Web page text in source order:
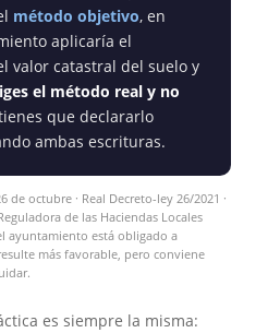
método objetivo, en
aplicaría el
valor catastral del suelo y
el método real y no
que declararlo
ambas escrituras.
de octubre · Real Decreto-ley 26/2021 ·
de las Haciendas Locales
ayuntamiento está obligado a
más favorable, pero conviene
es siempre la misma: